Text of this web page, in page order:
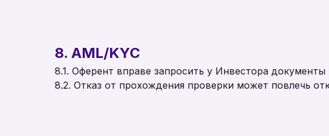
8. AML/KYC
8.1. Оферент вправе запросить у Инвестора
8.2. Отказ от прохождения проверки может повлечь